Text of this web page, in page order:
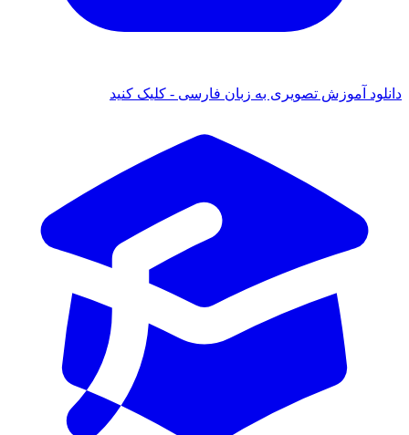
آموزش تصویری به زبان فارسی - کلیک کنید